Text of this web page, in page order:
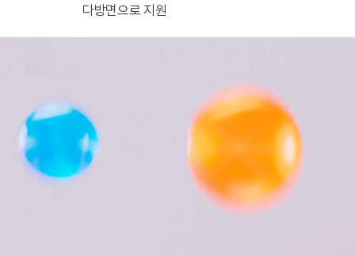
다방면으로 지원